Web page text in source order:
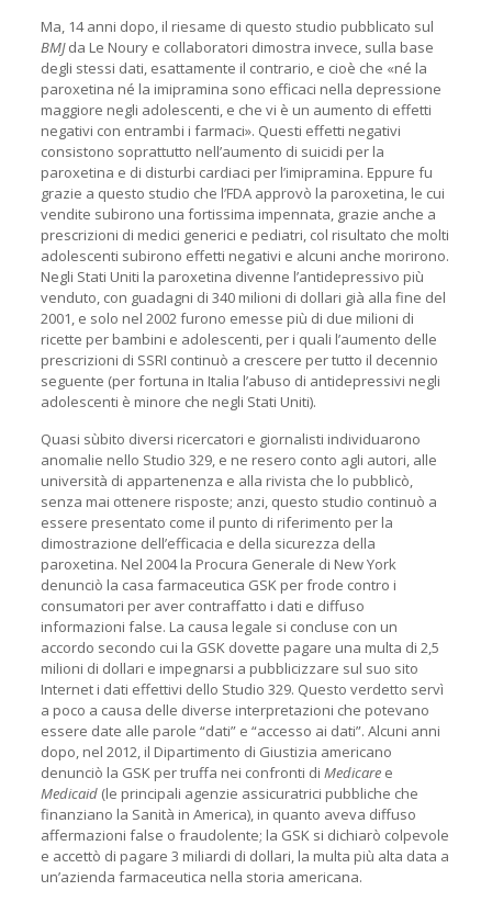
Ma, 14 anni dopo, il riesame di questo studio pubblicato sul
BMJda Le Noury e collaboratori dimostra invece, sulla base
degli stessi dati, esattamente il contrario, e cioè che «né la
paroxetina né la imipramina sono efficaci nella depressione
maggiore negli adolescenti, e che vi è un aumento di effetti
negativi con entrambi i farmaci». Questi effetti negativi
consistono soprattutto nell’aumento di suicidi per la
paroxetina e di disturbi cardiaci per l’imipramina. Eppure fu
grazie a questo studio che l’FDA approvò la paroxetina, le cui
vendite subirono una fortissima impennata, grazie anche a
prescrizioni di medici generici e pediatri, col risultato che molti
adolescenti subirono effetti negativi e alcuni anche morirono.
Negli Stati Uniti la paroxetina divenne l’antidepressivo più
venduto, con guadagni di 340 milioni di dollari già alla fine del
2001, e solo nel 2002 furono emesse più di due milioni di
ricette per bambini e adolescenti, per i quali l’aumento delle
prescrizioni di SSRI continuò a crescere per tutto il decennio
seguente (per fortuna in Italia l’abuso di antidepressivi negli
adolescenti è minore che negli Stati Uniti).
Quasi sùbito diversi ricercatori e giornalisti individuarono
anomalie nello Studio 329, e ne resero conto agli autori, alle
università di appartenenza e alla rivista che lo pubblicò,
senza mai ottenere risposte; anzi, questo studio continuò a
essere presentato come il punto di riferimento per la
dimostrazione dell’efficacia e della sicurezza della
paroxetina. Nel 2004 la Procura Generale di New York
denunciò la casa farmaceutica GSK per frode contro i
consumatori per aver contraffatto i dati e diffuso
informazioni false. La causa legale si concluse con un
accordo secondo cui la GSK dovette pagare una multa di 2,5
milioni di dollari e impegnarsi a pubblicizzare sul suo sito
Internet i dati effettivi dello Studio 329. Questo verdetto servì
a poco a causa delle diverse interpretazioni che potevano
essere date alle parole “dati” e “accesso ai dati”. Alcuni anni
dopo, nel 2012, il Dipartimento di Giustizia americano
denunciò la GSK per truffa nei confronti di Medicaree
Medicaid(le principali agenzie assicuratrici pubbliche che
finanziano la Sanità in America), in quanto aveva diffuso
affermazioni false o fraudolente; la GSK si dichiarò colpevole
e accettò di pagare 3 miliardi di dollari, la multa più alta data a
un’azienda farmaceutica nella storia americana.